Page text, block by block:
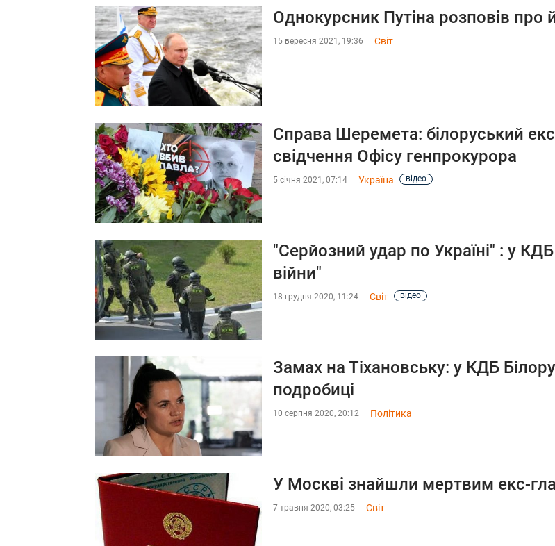
Однокурсник Путіна розповів про
15 вересня 2021, 19:36 Світ
Справа Шеремета: білоруський
свідчення Офісу генпрокурора
5 січня 2021, 07:14 Україна відео
"Серйозний удар по Україні" : у
війни"
18 грудня 2020, 11:24 Світ відео
Замах на Тіхановську: у КДБ
подробиці
10 серпня 2020, 20:12 Політика
У Москві знайшли мертвим екс-
7 травня 2020, 03:25 Світ